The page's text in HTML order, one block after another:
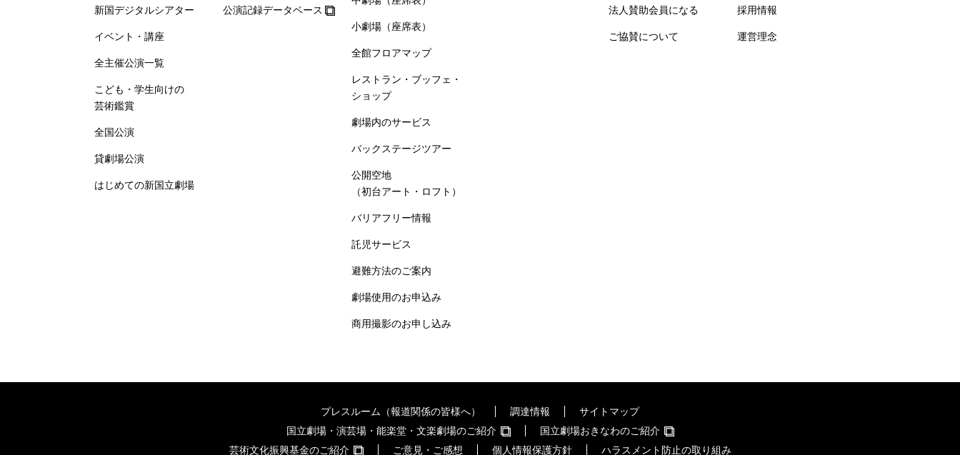
新国デジタルシアター
イベント・講座
全主催公演一覧
こども・学生向けの
芸術鑑賞
全国公演
貸劇場公演
はじめての新国立劇場
公演記録データベース
小劇場（座席表）
全館フロアマップ
レストラン・ブッフェ・
ショップ
劇場内のサービス
バックステージツアー
公開空地
（初台アート・ロフト）
バリアフリー情報
託児サービス
避難方法のご案内
劇場使用のお申込み
商用撮影のお申し込み
法人賛助会員になる
ご協賛について
採用情報
運営理念
プレスルーム（報道関係の皆様へ） 調達情報
サイトマップ
国立劇場・演芸場・能楽堂・文楽劇場のご紹介
国立劇場おきなわのご紹介
芸術文化振興基金のご紹介
ご意見・ご感想 個人情報保護方針 ハラスメント防止の取り組み